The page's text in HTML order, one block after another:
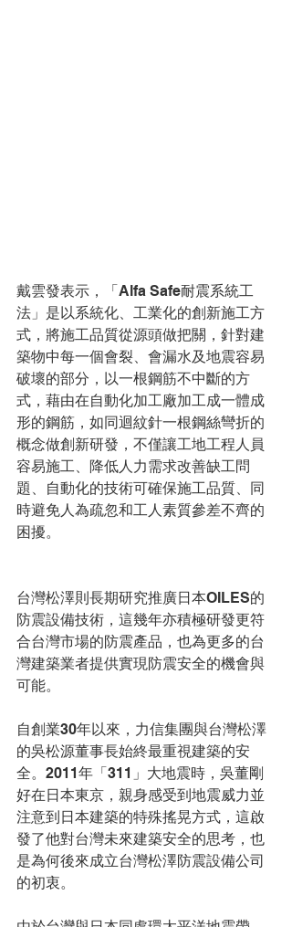
戴雲發表示，「Alfa Safe耐震系統工
法」是以系統化、工業化的創新施工方
式，將施工品質從源頭做把關，針對建
築物中每一個會裂、會漏水及地震容易
破壞的部分，以一根鋼筋不中斷的方
式，藉由在自動化加工廠加工成一體成
形的鋼筋，如同迴紋針一根鋼絲彎折的
概念做創新研發，不僅讓工地工程人員
容易施工、降低人力需求改善缺工問
題、自動化的技術可確保施工品質、同
時避免人為疏忽和工人素質參差不齊的
困擾。
台灣松澤則長期研究推廣日本OILES的
防震設備技術，這幾年亦積極研發更符
合台灣市場的防震產品，也為更多的台
灣建築業者提供實現防震安全的機會與
可能。
自創業30年以來，力信集團與台灣松澤
的吳松源董事長始終最重視建築的安
全。2011年「311」大地震時，吳董剛
好在日本東京，親身感受到地震威力並
注意到日本建築的特殊搖晃方式，這啟
發了他對台灣未來建築安全的思考，也
是為何後來成立台灣松澤防震設備公司
的初衷。